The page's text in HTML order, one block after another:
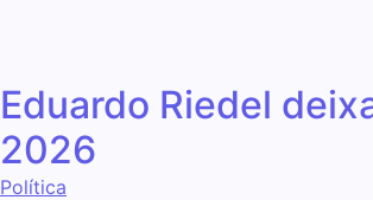
Eduardo Riedel
2026
Política